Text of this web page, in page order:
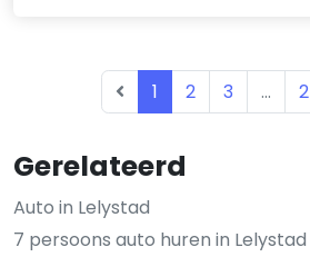
Gerelateerd
Auto in Lelystad
7 persoons auto huren in Lelystad
1 2 3 ... 2